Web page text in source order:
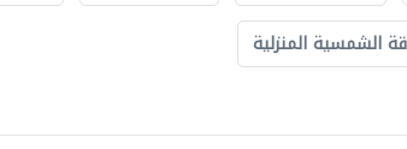
الشمسية المنزلية